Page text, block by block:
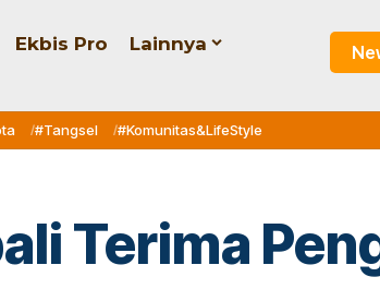
Ekbis Pro Lainnya
#Tangsel #Komunitas&LifeStyle
Terima